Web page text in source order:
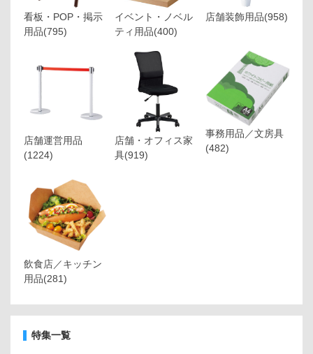
看板・POP・掲示
用品(795)
イベント・ノベル
ティ用品(400)
店舗装飾用品(958)
店舗運営用品
(1224)
店舗・オフィス家
具(919)
事務用品／文房具
(482)
飲食店／キッチン
用品(281)
特集一覧